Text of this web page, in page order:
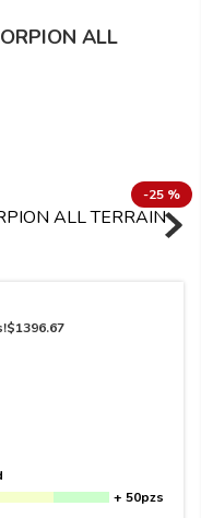
ALL
-25 %
$1396.67
+ 50pzs